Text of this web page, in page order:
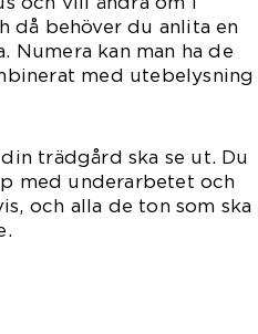
då behöver du anlita en
Numera kan man ha de
med utebelysning
trädgård ska se ut. Du
med underarbetet och
och alla de ton som ska